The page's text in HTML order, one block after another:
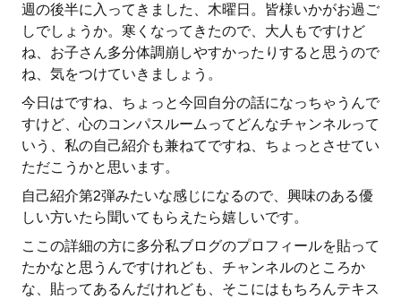
週の後半に入ってきました、木曜日。皆様いかがお過ご
しでしょうか。寒くなってきたので、大人もですけど
ね、お子さん多分体調崩しやすかったりすると思うので
ね、気をつけていきましょう。
今日はですね、ちょっと今回自分の話になっちゃうんで
すけど、心のコンパスルームってどんなチャンネルって
いう、私の自己紹介も兼ねてですね、ちょっとさせてい
ただこうかと思います。
自己紹介第2弾みたいな感じになるので、興味のある優
しい方いたら聞いてもらえたら嬉しいです。
ここの詳細の方に多分私ブログのプロフィールを貼って
たかなと思うんですけれども、チャンネルのところか
な、貼ってあるんだけれども、そこにはもちろんテキス